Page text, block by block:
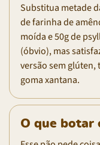
Substitua metade
de farinha de
moída e 50g de
(óbvio), mas
versão sem
goma xantana.
O que botar